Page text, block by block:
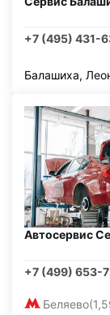
+7 (495) 431-
Балашиха,
Автосервис
+7 (499) 653-
Беляево